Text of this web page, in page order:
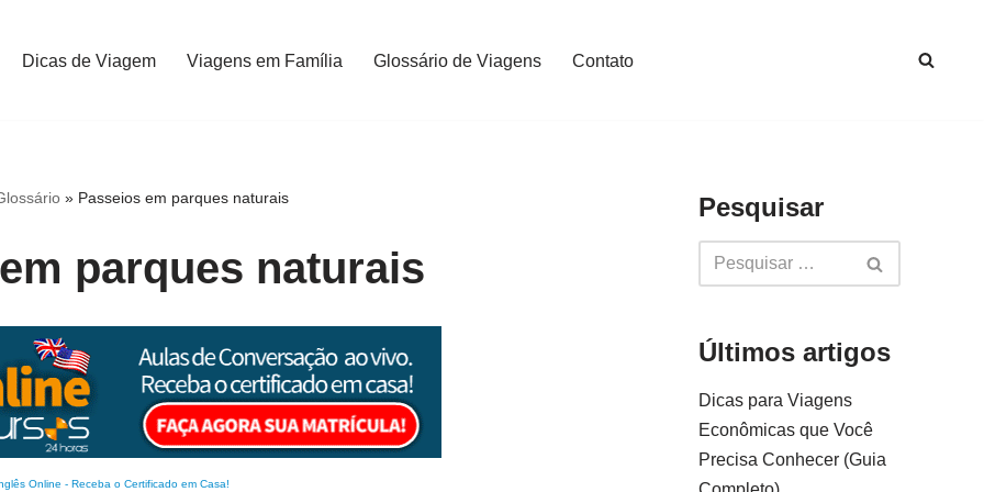
Dicas de Viagem Viagens em Família Glossário de Viagens Contato
» Passeios em parques naturais
parques naturais
Online - Receba o Certificado em Casa!
Pesquisar
Últimos artigos
Dicas para Viagens
Econômicas que Você
Precisa Conhecer (Guia